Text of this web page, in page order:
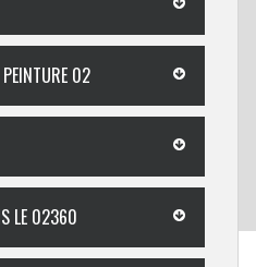
PEINTURE 02
LE 02360